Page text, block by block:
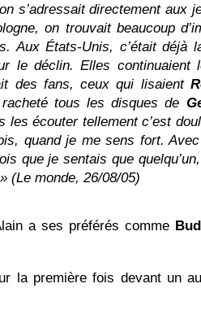
s’adressait directement aux
on trouvait beaucoup
Aux États-Unis, c’était déjà
le déclin. Elles continuaient
des fans, ceux qui lisaient
tous les disques de
les écouter tellement c’est
quand je me sens fort.
que je sentais que
(Le monde, 26/08/05)
a ses préférés comme
la première fois devant un